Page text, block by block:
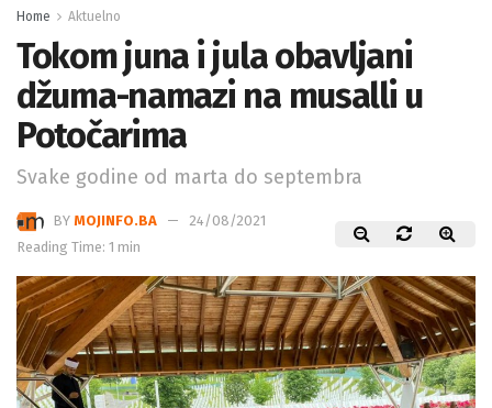
Home Aktuelno
Tokom juna i jula obavljani
džuma-namazi na musalli u
Potočarima
Svake godine od marta do septembra
BY MOJINFO.BA
24/08/2021
Reading Time: 1 min